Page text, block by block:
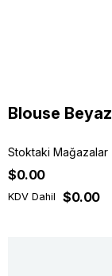
Blouse Beyaz
Stoktaki Mağazalar
$0.00
KDV Dahil $0.00